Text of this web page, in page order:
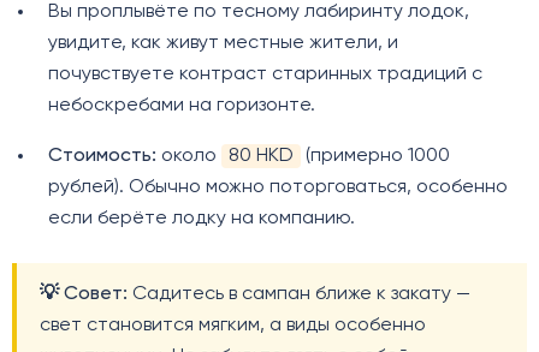
Вы проплывёте по тесному лабиринту лодок,
увидите, как живут местные жители, и
почувствуете контраст старинных традиций с
небоскребами на горизонте.
Стоимость: около 80 HKD
(примерно 1000
рублей). Обычно можно поторговаться, особенно
если берёте лодку на компанию.
💡 Совет: Садитесь в сампан ближе к закату —
свет становится мягким, а виды особенно